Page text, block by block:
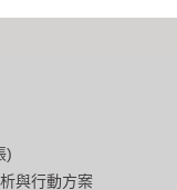
)
與行動方案